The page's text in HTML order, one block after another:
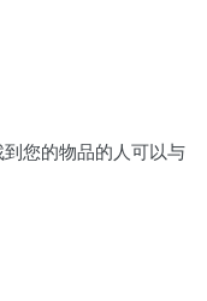
您的物品的人可以与